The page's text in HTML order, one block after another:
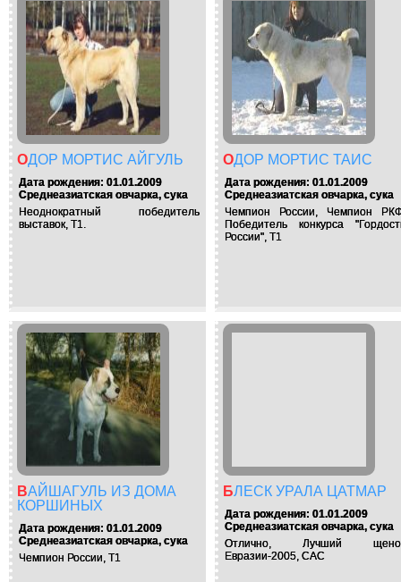
ОДОР МОРТИС АЙГУЛЬ
Дата рождения: 01.01.2009
Среднеазиатская овчарка, сука
Неоднократный победитель
выставок, Т1.
ОДОР МОРТИС ТАИС
Дата рождения: 01.01.2009
Среднеазиатская овчарка, сука
Чемпион России, Чемпион
Победитель конкурса
России", Т1
ВАЙШАГУЛЬ ИЗ ДОМА
КОРШИНЫХ
Дата рождения: 01.01.2009
Среднеазиатская овчарка, сука
Чемпион России, Т1
БЛЕСК УРАЛА ЦАТМАР
Дата рождения: 01.01.2009
Среднеазиатская овчарка, сука
Отлично, Лучший
Евразии-2005, САС